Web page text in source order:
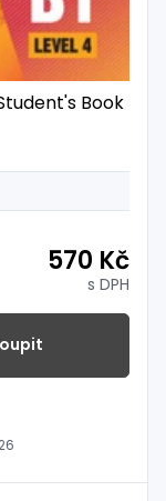
Book
570 Kč
s DPH